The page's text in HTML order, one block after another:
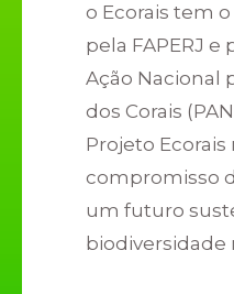
o Ecorais tem
pela FAPERJ
Ação Nacional
dos Corais
Projeto Ecorais
compromisso
um futuro
biodiversidade